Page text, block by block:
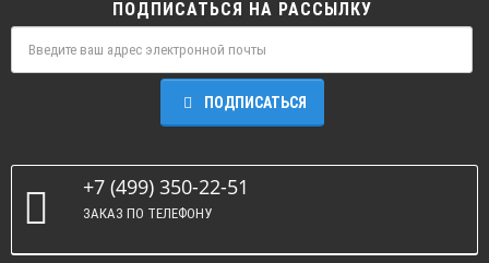
ПОДПИСАТЬСЯ НА РАССЫЛКУ
ПОДПИСАТЬСЯ
+7 (499) 350-22-51
ЗАКАЗ ПО ТЕЛЕФОНУ